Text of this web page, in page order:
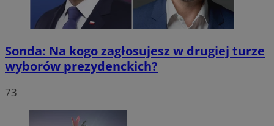
Sonda: Na kogo zagłosujesz w drugiej turze
wyborów prezydenckich?
73